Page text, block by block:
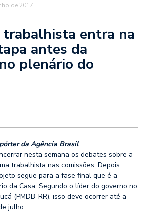
de 2017
trabalhista entra na
antes da
plenário do
da Agência Brasil
nesta semana os debates sobre a
trabalhista nas comissões. Depois
segue para a fase final que é a
da Casa. Segundo o líder do governo no
(PMDB-RR), isso deve ocorrer até a
julho.